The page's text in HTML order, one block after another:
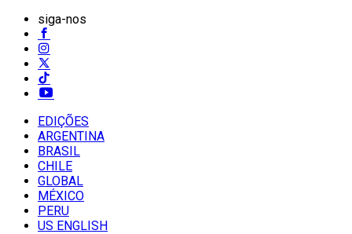
siga-nos
EDIÇÕES
ARGENTINA
BRASIL
CHILE
GLOBAL
MÉXICO
PERU
US ENGLISH